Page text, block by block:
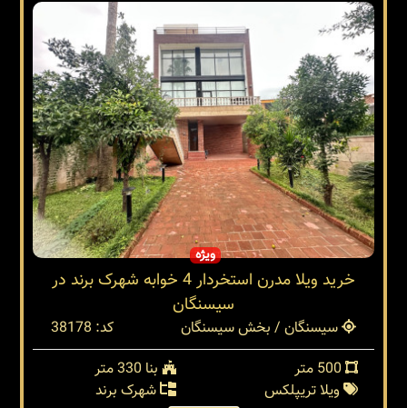
ویژه
خرید ویلا مدرن استخردار 4 خوابه شهرک برند در
سیسنگان
سیسنگان / بخش سیسنگان
کد: 38178
بنا 330 متر
ویلا تریپلکس
شهرک برند